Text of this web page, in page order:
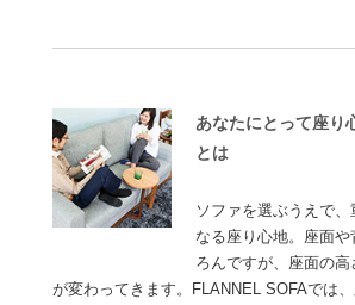
あなたにとって座り
とは
ソファを選ぶうえで
なる座り心地。座面
ろんですが、座面の
が変わってきます。FLANNEL SOFAでは